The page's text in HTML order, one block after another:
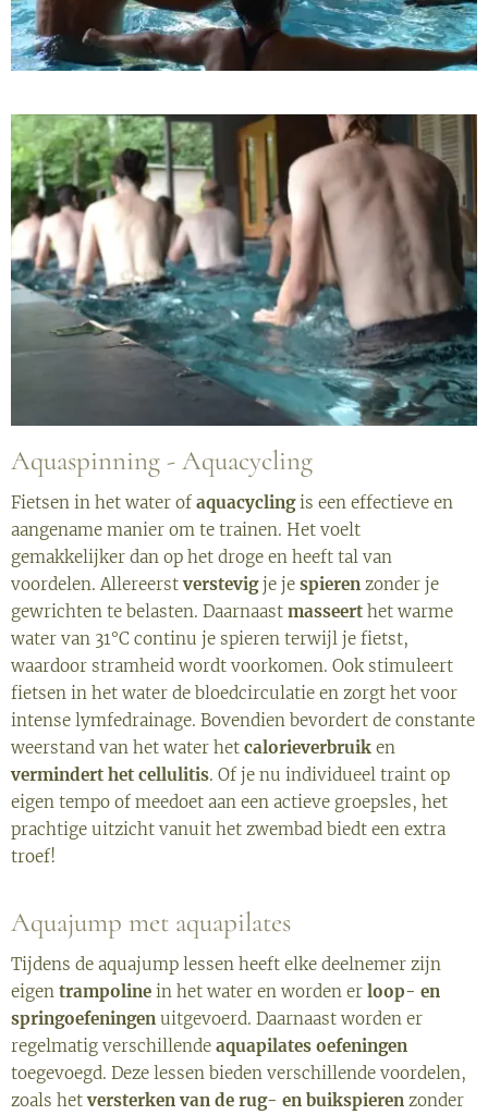
Aquaspinning - Aquacycling
Fietsen in het water ofaquacyclingis een effectieve en
aangename manier om te trainen. Het voelt
gemakkelijker dan op het droge en heeft tal van
voordelen. Allereerst verstevigje je spieren zonder je
gewrichten te belasten. Daarnaast masseert het warme
water van 31°C continu je spieren terwijl je fietst,
waardoor stramheid wordt voorkomen. Ook stimuleert
fietsen in het water de bloedcirculatie en zorgt het voor
intense lymfedrainage. Bovendien bevordert de constante
weerstand van het water het calorieverbruik en
vermindert het cellulitis. Of je nu individueel traint op
eigen tempo of meedoet aan een actieve groepsles, het
prachtige uitzicht vanuit het zwembad biedt een extra
troef!
Aquajump met aquapilates
Tijdens de aquajump lessen heeft elke deelnemer zijn
eigen trampoline in het water en worden er loop- en
springoefeningen uitgevoerd. Daarnaast worden er
regelmatig verschillende aquapilates oefeningen
toegevoegd. Deze lessen bieden verschillende voordelen,
zoals het versterken van de rug- en buikspieren zonder